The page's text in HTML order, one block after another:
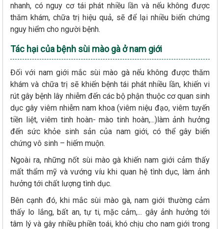
nhanh, có nguy cơ tái phát nhiều lần và nếu không được
thăm khám, chữa trị hiệu quả, sẽ để lại nhiều biến chứng
nguy hiểm cho người bệnh.
Tác hại của bệnh sùi mào gà ở nam giới
Đối với nam giới mắc sùi mào gà nếu không được thăm
khám và chữa trị sẽ khiến bệnh tái phát nhiều lần, khiến vi
rút gây bệnh lây nhiễm đến các bộ phận thuộc cơ quan sinh
dục gây viêm nhiễm nam khoa (viêm niệu đạo, viêm tuyến
tiền liệt, viêm tinh hoàn- mào tinh hoàn,...)làm ảnh hưởng
đến sức khỏe sinh sản của nam giới, có thể gây biến
chứng vô sinh – hiếm muộn.
Ngoài ra, những nốt sùi mào gà khiến nam giới cảm thấy
mất thẩm mỹ và vướng víu khi quan hệ tình dục, làm ảnh
hưởng tới chất lượng tình dục.
Bên cạnh đó, khi mắc sùi mào gà, nam giới thường cảm
thấy lo lắng, bất an, tự ti, mặc cảm,... gây ảnh hưởng tới
tâm lý và gây nhiều phiền toái, khó chịu cho nam giới trong